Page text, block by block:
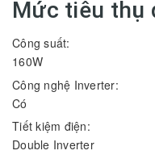
Mức tiêu thụ
Công suất:
160W
Công nghệ Inverter:
Có
Tiết kiệm điện:
Double Inverter